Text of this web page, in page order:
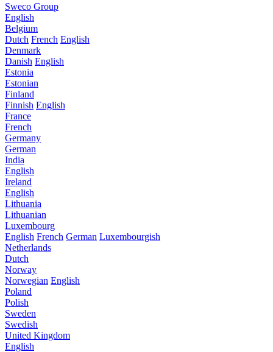
Sweco Group
English
Belgium
Dutch French English
Denmark
Danish English
Estonia
Estonian
Finland
Finnish English
France
French
Germany
German
India
English
Ireland
English
Lithuania
Lithuanian
Luxembourg
English French German Luxembourgish
Netherlands
Dutch
Norway
Norwegian English
Poland
Polish
Sweden
Swedish
United Kingdom
English